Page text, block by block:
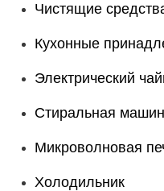
Чистящие
Кухонные
Электрический
Стиральная
Микроволновая
Холодильник